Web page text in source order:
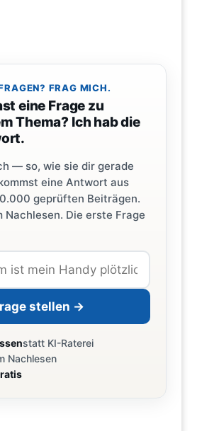
FRAG MICH.
eine Frage zu
Thema? Ich hab die
— so, wie sie dir gerade
eine Antwort aus
geprüften Beiträgen.
Nachlesen. Die erste Frage
stellen →
statt KI-Raterei
Nachlesen